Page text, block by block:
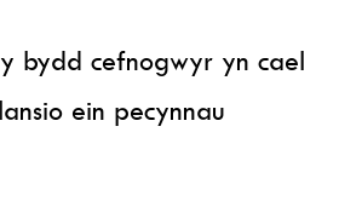
bydd cefnogwyr yn cael
ein pecynnau